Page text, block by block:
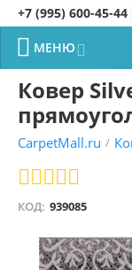
+7 (995) 600-45-44
 МЕНЮ
Ковер
CarpetMall.ru /
КОД: 939085